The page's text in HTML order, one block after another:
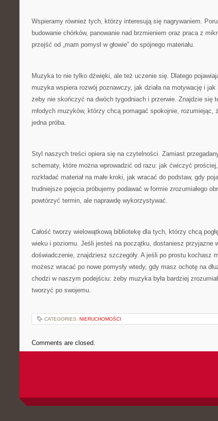
Wspieramy również tych, którzy interesują się nagrywaniem.
budowanie chórków, panowanie nad brzmieniem oraz praca z
przejść od „mam pomysł w głowie” do spójnego materiału.
Muzyka to nie tylko dźwięki, ale też uczenie się. Dlatego
muzyka wspiera rozwój poznawczy, jak działa na motywację i
żeby nie skończyć na dwóch tygodniach i przerwie. Znajdzie się
młodych muzyków, którzy chcą pomagać spokojnie, rozumiejąc,
jedna próba.
Styl naszych treści opiera się na czytelności. Zamiast
schematy, które można wprowadzić od razu: jak ćwiczyć
rozkładać materiał na małe kroki, jak wracać do podstaw, gdy
trudniejsze pojęcia próbujemy podawać w formie zrozumiałego
powtórzyć termin, ale naprawdę wykorzystywać.
Całość tworzy wielowątkową bibliotekę dla tych, którzy chcą
wieku i poziomu. Jeśli jesteś na początku, dostaniesz przyjazne
doświadczenie, znajdziesz szczegóły. A jeśli po prostu kochasz
możesz wracać po nowe pomysły wtedy, gdy masz ochotę na
chodzi w naszym podejściu: żeby muzyka była bardziej
tworzyć po swojemu.
CATEGORIES: NIERUCHOMOŚCI
Comments are closed.